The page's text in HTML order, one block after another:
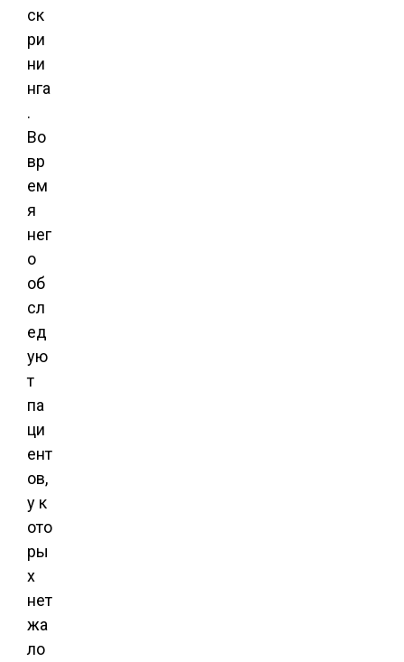
ск
ри
ни
нга
.
Во
вр
ем
я
нег
о
об
сл
ед
ую
т
па
ци
ент
ов,
у к
ото
ры
х
нет
жа
ло